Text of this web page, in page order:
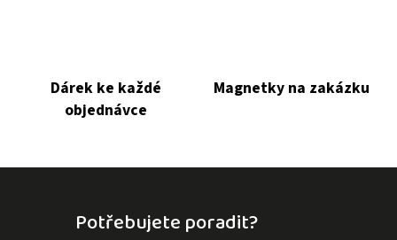
Dárek ke každé
objednávce
Magnetky na zakázku
Potřebujete poradit?